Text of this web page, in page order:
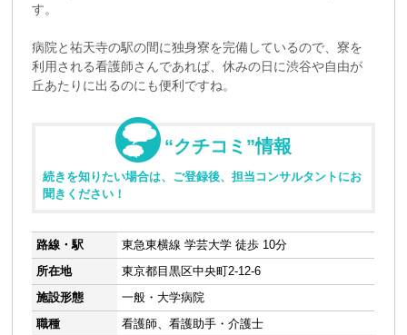
す。
病院と祐天寺の駅の間に独身寮を完備しているので、寮を
利用される看護師さんであれば、休みの日に渋谷や自由が
丘あたりに出るのにも便利ですね。
“クチコミ”情報
続きを知りたい場合は、ご登録後、担当コンサルタントにお
聞きください！
路線・駅
東急東横線 学芸大学 徒歩 10分
所在地
東京都目黒区中央町2-12-6
施設形態
一般・大学病院
職種
看護師、看護助手・介護士